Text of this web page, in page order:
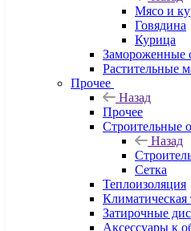
Мясо и
Говядина
Курица
Замороженные
Растительные
Прочее
Назад
Прочее
Строительные
Назад
Сетка
Теплоизоляция
Климатическая
Затирочные
Аксессуары к